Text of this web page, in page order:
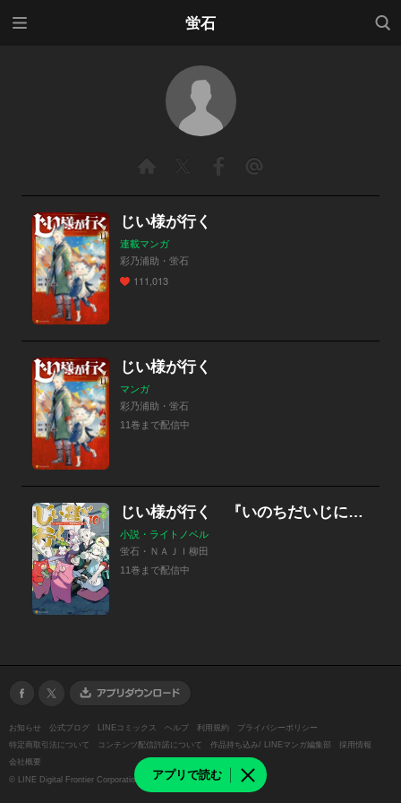
蛍石
検索
アプリで読む
じい様が行く
連載マンガ
彩乃浦助・蛍石
111,013
じい様が行く
マンガ
彩乃浦助・蛍石
11巻まで配信中
じい様が行く 『いのちだいじに』異世界ゆるり旅
小説・ライトノベル
蛍石・ＮＡＪＩ柳田
11巻まで配信中
お知らせ 公式ブログ LINEコミックス ヘルプ 利用規約
プライバシーポリシー
特定商取引法について
コンテンツ配信許諾について 作品持ち込み/ LINEマンガ編集部
採用情報
会社概要
© LINE Digital Frontier Corporation